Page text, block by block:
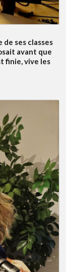
ses classes
avant que
finie, vive les